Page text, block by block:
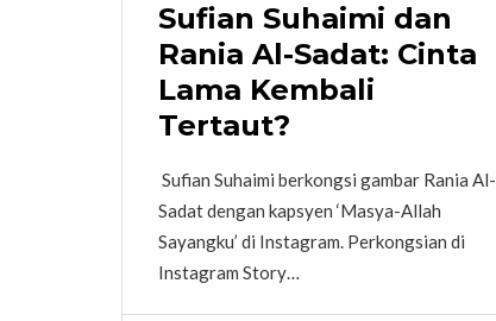
Sufian Suhaimi dan
Rania Al-Sadat: Cinta
Lama Kembali
Tertaut?
Sufian Suhaimi berkongsi gambar Rania Al-
Sadat dengan kapsyen ‘Masya-Allah
Sayangku’ di Instagram. Perkongsian di
Instagram Story…